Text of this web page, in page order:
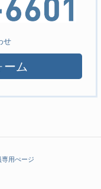
せ
ーム
専用ぺージ